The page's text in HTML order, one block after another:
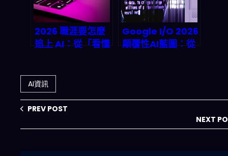
2026 職涯要怎麼
追上 AI：從「看懂
Google I/O 2026
顛覆性AI藍圖：從
AI資訊
PREV POST
NEXT